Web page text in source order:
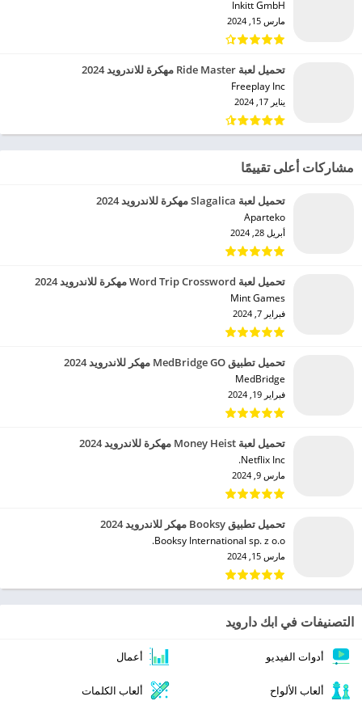
Inkitt GmbH‏
مارس 15, 2024
تحميل لعبة Ride Master مهكرة للاندرويد 2024
Freeplay Inc‏
يناير 17, 2024
مشاركات أعلى تقييمًا
تحميل لعبة Slagalica مهكرة للاندرويد 2024
Aparteko‏
أبريل 28, 2024
تحميل لعبة Word Trip Crossword مهكرة للاندرويد 2024
Mint Games‏
فبراير 7, 2024
تحميل تطبيق MedBridge GO مهكر للاندرويد 2024
MedBridge‏
فبراير 19, 2024
تحميل لعبة Money Heist مهكرة للاندرويد 2024
Netflix Inc.‏
مارس 9, 2024
تحميل تطبيق Booksy مهكر للاندرويد 2024
Booksy International sp. z o.o.‏
مارس 15, 2024
التصنيفات في ابك دارويد
أدوات الفيديو أعمال
ألعاب الألواح ألعاب الكلمات